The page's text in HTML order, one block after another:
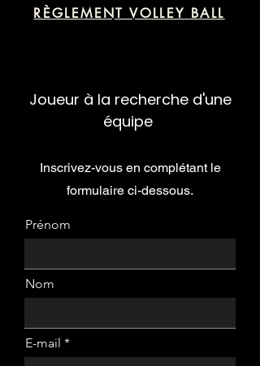
RÈGLEMENT VOLLEY BALL
Joueur à la recherche d'une
équipe
Inscrivez-vous en complétant le
formulaire ci-dessous.
Prénom
Nom
E-mail